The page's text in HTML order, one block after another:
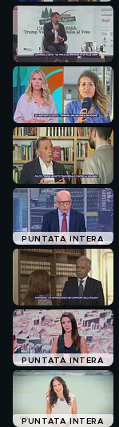
PUNTATA INTERA
PUNTATA INTERA
PUNTATA INTERA